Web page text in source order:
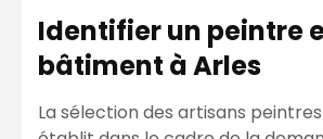
Identifier un peintre
bâtiment à Arles
La sélection des artisans peintres